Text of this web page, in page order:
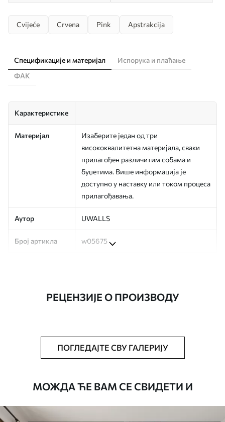
Cvijeće Crvena Pink Apstrakcija
Спецификације и материјал
Испорука и плаћање
ФАК
Карактеристике
Материјал
Изаберите један од три
висококвалитетна материјала, сваки
прилагођен различитим собама и
буџетима. Више информација је
доступно у наставку или током процеса
прилагођавања.
Аутор UWALLS
Број артикла w05675
Тапета се може нежно очистити меким
сунђером. Позадине са завршном
водом.
РЕЦЕНЗИЈЕ О ПРОИЗВОДУ
ПОГЛЕДАЈТЕ СВУ ГАЛЕРИЈУ
МОЖДА ЋЕ ВАМ СЕ СВИДЕТИ И